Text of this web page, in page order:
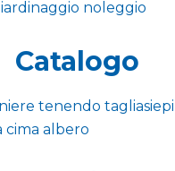
Catalogo